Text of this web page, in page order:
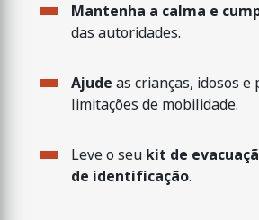
Mantenha a calma e
das autoridades.
Ajude as crianças, idosos e
limitações de mobilidade.
Leve o seu kit de
de identificação.